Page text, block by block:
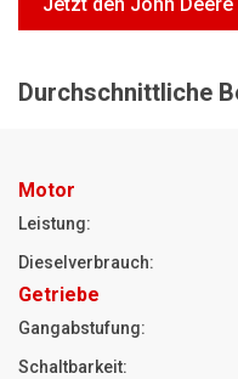
Durchschnittliche
Motor
Leistung:
Dieselverbrauch:
Getriebe
Gangabstufung:
Schaltbarkeit: